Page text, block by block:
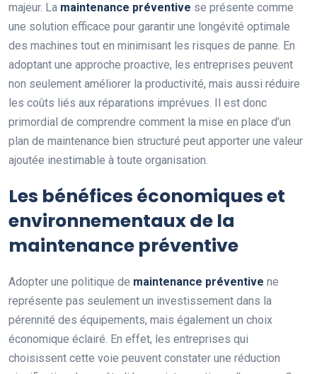
majeur. La maintenance préventive se présente comme
une solution efficace pour garantir une longévité optimale
des machines tout en minimisant les risques de panne. En
adoptant une approche proactive, les entreprises peuvent
non seulement améliorer la productivité, mais aussi réduire
les coûts liés aux réparations imprévues. Il est donc
primordial de comprendre comment la mise en place d’un
plan de maintenance bien structuré peut apporter une valeur
ajoutée inestimable à toute organisation.
Les bénéfices économiques et
environnementaux de la
maintenance préventive
Adopter une politique de maintenance préventive ne
représente pas seulement un investissement dans la
pérennité des équipements, mais également un choix
économique éclairé. En effet, les entreprises qui
choisissent cette voie peuvent constater une réduction